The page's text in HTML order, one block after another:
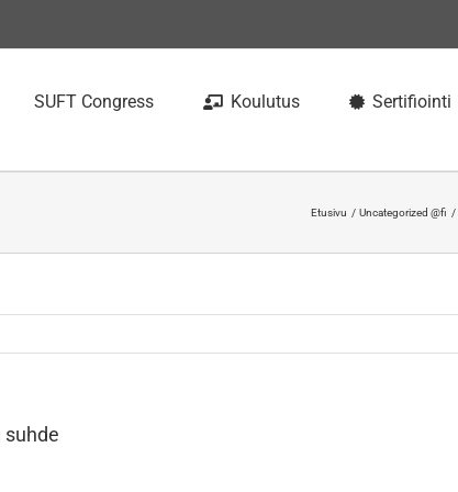
SUFT Congress Koulutus Sertifiointi
Etusivu Uncategorized @fi
suhde